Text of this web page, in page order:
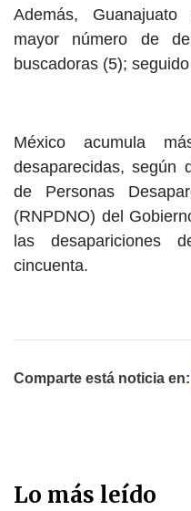
Además,
mayor número de
buscadoras (5);
México acumula
desaparecidas, según
de Personas
(RNPDNO) del
las desapariciones
cincuenta.
Comparte está noticia en:
Lo más leído